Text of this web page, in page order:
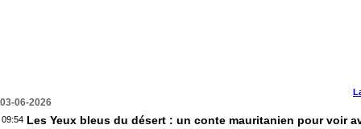
03-06-2026
09:54 Les Yeux bleus du désert : un conte mauritanien pour voir